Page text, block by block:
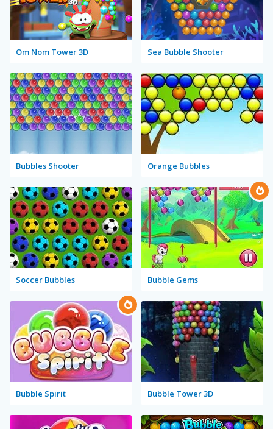
Om Nom Tower 3D Sea Bubble Shooter
Bubbles Shooter Orange Bubbles
Soccer Bubbles Bubble Gems
Bubble Spirit Bubble Tower 3D